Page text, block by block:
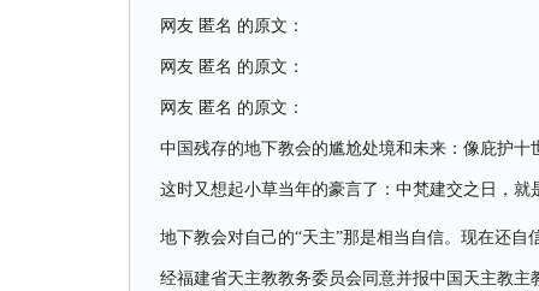
网友 匿名 的原文：
网友 匿名 的原文：
网友 匿名 的原文：
中国残存的地下教会的尴尬处境和未来：像庇护十
这时又想起小草当年的豪言了：中梵建交之日，就
地下教会对自己的“天主”那是相当自信。现在还自
经福建省天主教教务委员会同意并报中国天主教